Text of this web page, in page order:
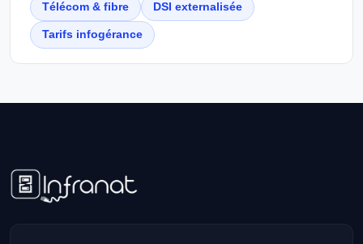
Télécom & fibre DSI externalisée
Tarifs infogérance